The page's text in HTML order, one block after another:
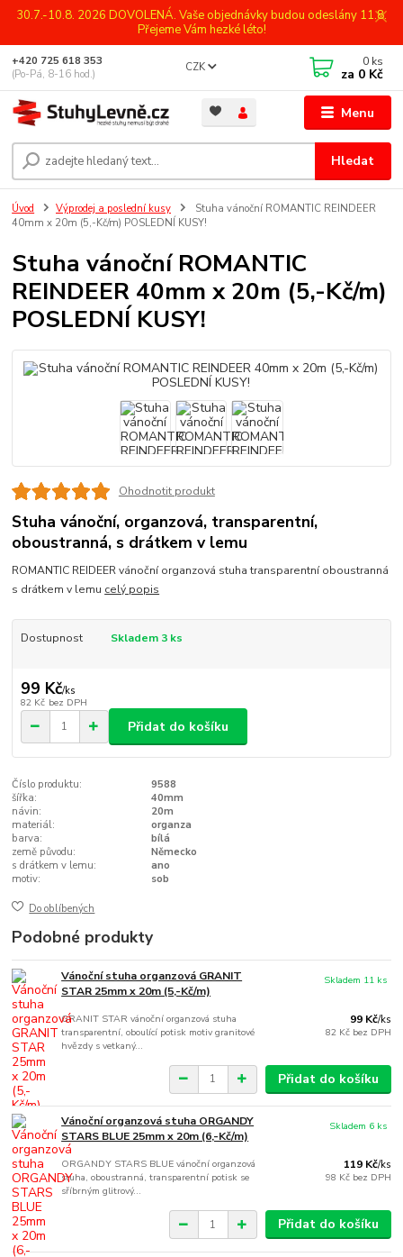
30.7.-10.8. 2026 DOVOLENÁ. Vaše objednávky budou odeslány 11.8.
Přejeme Vám hezké léto!
Menu
CZK
Hledat
+420 725 618 353
(Po-Pá, 8-16 hod.)
0 ks
za 0 Kč
Úvod Výprodej a poslední kusy
Stuha vánoční ROMANTIC REINDEER
40mm x 20m (5,-Kč/m) POSLEDNÍ KUSY!
Stuha vánoční ROMANTIC
REINDEER 40mm x 20m (5,-Kč/m)
POSLEDNÍ KUSY!
Ohodnotit produkt
Stuha vánoční, organzová, transparentní,
oboustranná, s drátkem v lemu
ROMANTIC REIDEER vánoční organzová stuha transparentní oboustranná
s drátkem v lemu celý popis
Dostupnost Skladem 3 ks
99 Kč/ks
82 Kč bez DPH
Přidat do košíku
Číslo produktu:
9588
šířka:
40mm
návin:
20m
materiál:
organza
barva:
bílá
země původu:
Německo
s drátkem v lemu:
ano
motiv:
sob
Do oblíbených
Podobné produkty
Vánoční stuha organzová GRANIT
STAR 25mm x 20m (5,-Kč/m)
GRANIT STAR vánoční organzová stuha
transparentní, oboulící potisk motiv granitové
hvězdy s vetkaný...
99 Kč/ks
82 Kč bez DPH
Skladem 11 ks
Přidat do košíku
Vánoční organzová stuha ORGANDY
STARS BLUE 25mm x 20m (6,-Kč/m)
ORGANDY STARS BLUE vánoční organzová
stuha, oboustranná, transparentní potisk se
sříbrným glitrový...
119 Kč/ks
98 Kč bez DPH
Skladem 6 ks
Přidat do košíku